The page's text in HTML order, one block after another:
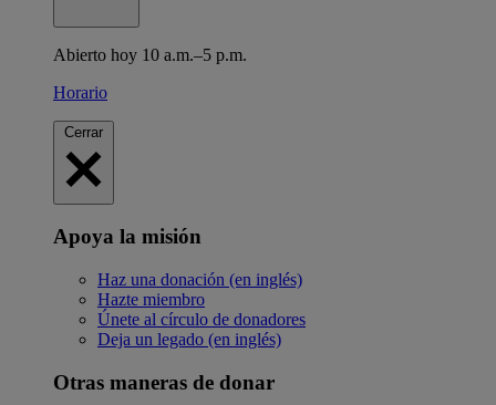
Abierto hoy 10 a.m.–5 p.m.
Horario
Cerrar
Apoya la misión
Haz una donación (en inglés)
Hazte miembro
Únete al círculo de donadores
Deja un legado (en inglés)
Otras maneras de donar